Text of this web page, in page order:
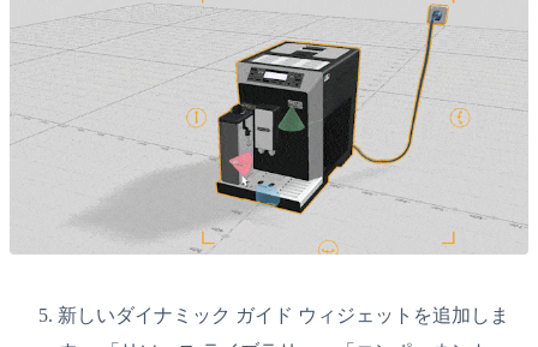
新しいダイナミック ガイド ウィジェットを追加しま